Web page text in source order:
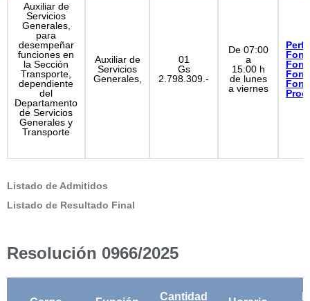
Auxiliar de
Servicios
Generales,
para
desempeñar
funciones en
la Sección
Transporte,
dependiente
del
Departamento
de Servicios
Generales y
Transporte
Auxiliar de
Servicios
Generales,
01
Gs
2.798.309.-
De 07:00
a
15:00 h
de lunes
a viernes
Perfil
Listado de Admitidos
Listado de Resultado Final
Resolución 0966/2025
Cantidad